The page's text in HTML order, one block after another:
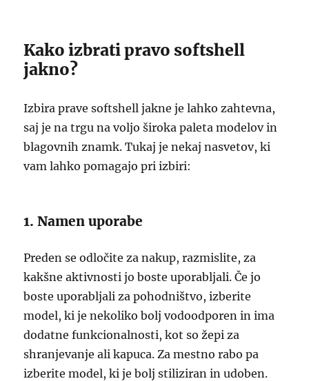
Kako izbrati pravo softshell
jakno?
Izbira prave softshell jakne je lahko zahtevna,
saj je na trgu na voljo široka paleta modelov in
blagovnih znamk. Tukaj je nekaj nasvetov, ki
vam lahko pomagajo pri izbiri:
1. Namen uporabe
Preden se odločite za nakup, razmislite, za
kakšne aktivnosti jo boste uporabljali. Če jo
boste uporabljali za pohodništvo, izberite
model, ki je nekoliko bolj vodoodporen in ima
dodatne funkcionalnosti, kot so žepi za
shranjevanje ali kapuca. Za mestno rabo pa
izberite model, ki je bolj stiliziran in udoben.